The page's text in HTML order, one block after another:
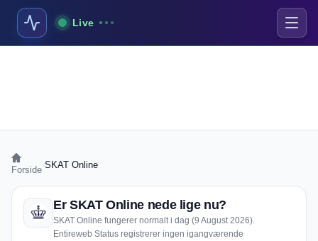
Live
Forside SKAT Online
Er SKAT Online nede lige nu?
SKAT Online fungerer normalt i dag (9 August 2026).
Entireweb Status registrerer ingen igangværende